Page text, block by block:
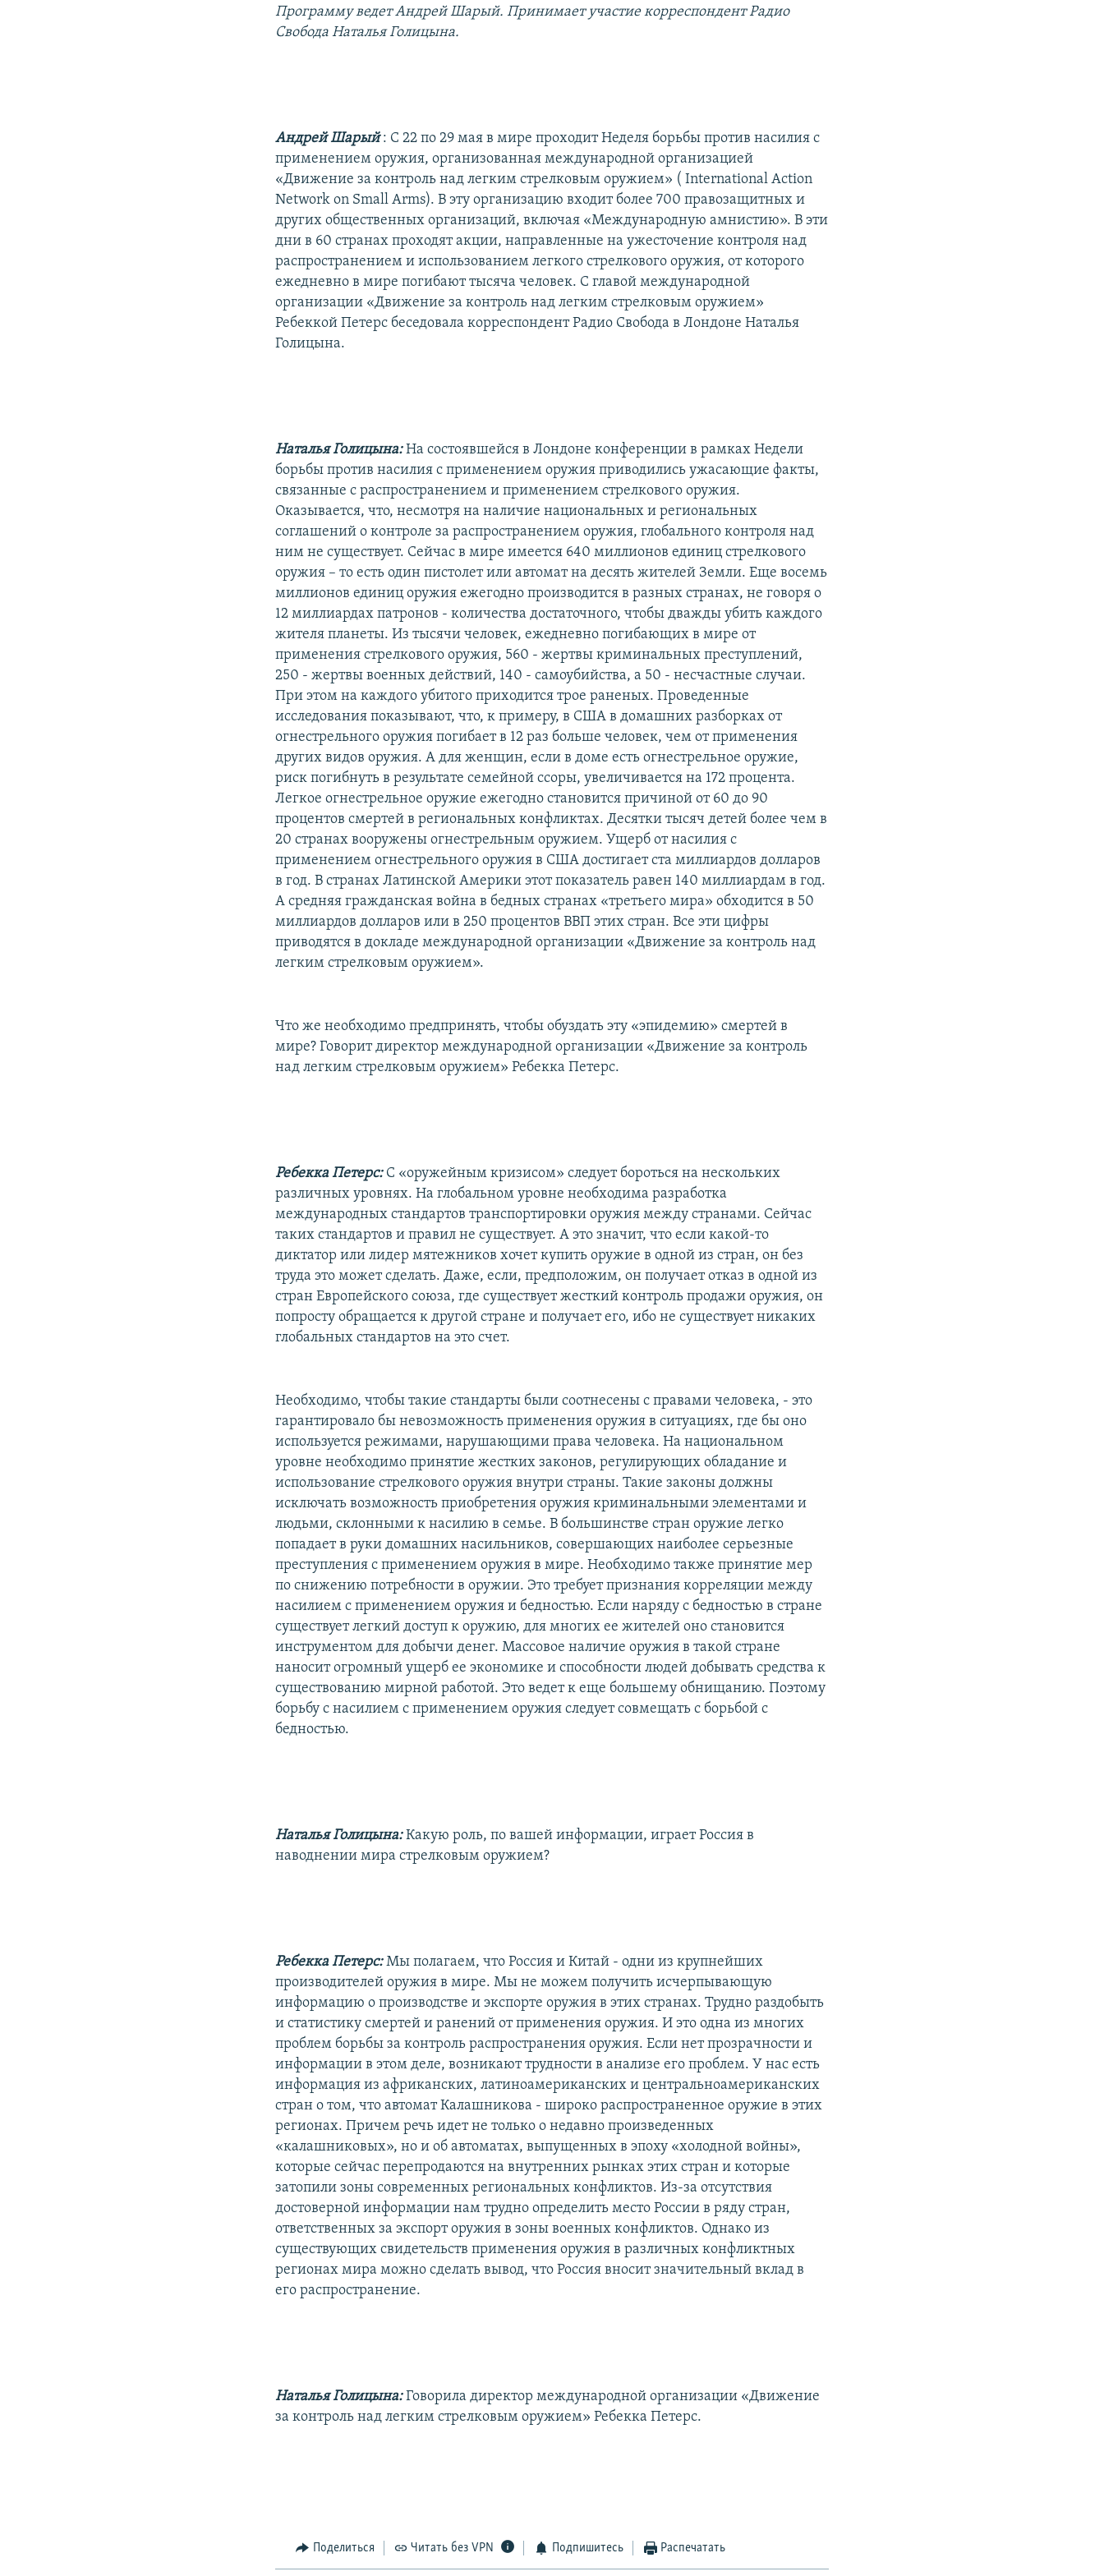
Программу ведет Андрей Шарый. Принимает участие корреспондент Радио
Свобода Наталья Голицына.
Андрей Шарый: С 22 по 29 мая в мире проходит Неделя борьбы против насилия с
применением оружия, организованная международной организацией
«Движение за контроль над легким стрелковым оружием» ( International Action
Network on Small Arms). В эту организацию входит более 700 правозащитных и
других общественных организаций, включая «Международную амнистию». В эти
дни в 60 странах проходят акции, направленные на ужесточение контроля над
распространением и использованием легкого стрелкового оружия, от которого
ежедневно в мире погибают тысяча человек. С главой международной
организации «Движение за контроль над легким стрелковым оружием»
Ребеккой Петерс беседовала корреспондент Радио Свобода в Лондоне Наталья
Голицына.
Наталья Голицына:На состоявшейся в Лондоне конференции в рамках Недели
борьбы против насилия с применением оружия приводились ужасающие факты,
связанные с распространением и применением стрелкового оружия.
Оказывается, что, несмотря на наличие национальных и региональных
соглашений о контроле за распространением оружия, глобального контроля над
ним не существует. Сейчас в мире имеется 640 миллионов единиц стрелкового
оружия – то есть один пистолет или автомат на десять жителей Земли. Еще восемь
миллионов единиц оружия ежегодно производится в разных странах, не говоря о
12 миллиардах патронов - количества достаточного, чтобы дважды убить каждого
жителя планеты. Из тысячи человек, ежедневно погибающих в мире от
применения стрелкового оружия, 560 - жертвы криминальных преступлений,
250 - жертвы военных действий, 140 - самоубийства, а 50 - несчастные случаи.
При этом на каждого убитого приходится трое раненых. Проведенные
исследования показывают, что, к примеру, в США в домашних разборках от
огнестрельного оружия погибает в 12 раз больше человек, чем от применения
других видов оружия. А для женщин, если в доме есть огнестрельное оружие,
риск погибнуть в результате семейной ссоры, увеличивается на 172 процента.
Легкое огнестрельное оружие ежегодно становится причиной от 60 до 90
процентов смертей в региональных конфликтах. Десятки тысяч детей более чем в
20 странах вооружены огнестрельным оружием. Ущерб от насилия с
применением огнестрельного оружия в США достигает ста миллиардов долларов
в год. В странах Латинской Америки этот показатель равен 140 миллиардам в год.
А средняя гражданская война в бедных странах «третьего мира» обходится в 50
миллиардов долларов или в 250 процентов ВВП этих стран. Все эти цифры
приводятся в докладе международной организации «Движение за контроль над
легким стрелковым оружием».
Что же необходимо предпринять, чтобы обуздать эту «эпидемию» смертей в
мире? Говорит директор международной организации «Движение за контроль
над легким стрелковым оружием» Ребекка Петерс.
Ребекка Петерс: С «оружейным кризисом» следует бороться на нескольких
различных уровнях. На глобальном уровне необходима разработка
международных стандартов транспортировки оружия между странами. Сейчас
таких стандартов и правил не существует. А это значит, что если какой-то
диктатор или лидер мятежников хочет купить оружие в одной из стран, он без
труда это может сделать. Даже, если, предположим, он получает отказ в одной из
стран Европейского союза, где существует жесткий контроль продажи оружия, он
попросту обращается к другой стране и получает его, ибо не существует никаких
глобальных стандартов на это счет.
Необходимо, чтобы такие стандарты были соотнесены с правами человека, - это
гарантировало бы невозможность применения оружия в ситуациях, где бы оно
используется режимами, нарушающими права человека. На национальном
уровне необходимо принятие жестких законов, регулирующих обладание и
использование стрелкового оружия внутри страны. Такие законы должны
исключать возможность приобретения оружия криминальными элементами и
людьми, склонными к насилию в семье. В большинстве стран оружие легко
попадает в руки домашних насильников, совершающих наиболее серьезные
преступления с применением оружия в мире. Необходимо также принятие мер
по снижению потребности в оружии. Это требует признания корреляции между
насилием с применением оружия и бедностью. Если наряду с бедностью в стране
существует легкий доступ к оружию, для многих ее жителей оно становится
инструментом для добычи денег. Массовое наличие оружия в такой стране
наносит огромный ущерб ее экономике и способности людей добывать средства к
существованию мирной работой. Это ведет к еще большему обнищанию. Поэтому
борьбу с насилием с применением оружия следует совмещать с борьбой с
бедностью.
Наталья Голицына:Какую роль, по вашей информации, играет Россия в
наводнении мира стрелковым оружием?
Ребекка Петерс:Мы полагаем, что Россия и Китай - одни из крупнейших
производителей оружия в мире. Мы не можем получить исчерпывающую
информацию о производстве и экспорте оружия в этих странах. Трудно раздобыть
и статистику смертей и ранений от применения оружия. И это одна из многих
проблем борьбы за контроль распространения оружия. Если нет прозрачности и
информации в этом деле, возникают трудности в анализе его проблем. У нас есть
информация из африканских, латиноамериканских и центральноамериканских
стран о том, что автомат Калашникова - широко распространенное оружие в этих
регионах. Причем речь идет не только о недавно произведенных
«калашниковых», но и об автоматах, выпущенных в эпоху «холодной войны»,
которые сейчас перепродаются на внутренних рынках этих стран и которые
затопили зоны современных региональных конфликтов. Из-за отсутствия
достоверной информации нам трудно определить место России в ряду стран,
ответственных за экспорт оружия в зоны военных конфликтов. Однако из
существующих свидетельств применения оружия в различных конфликтных
регионах мира можно сделать вывод, что Россия вносит значительный вклад в
его распространение.
Наталья Голицына:Говорила директор международной организации «Движение
за контроль над легким стрелковым оружием» Ребекка Петерс.
Поделиться Читать без VPN Подпишитесь Распечатать